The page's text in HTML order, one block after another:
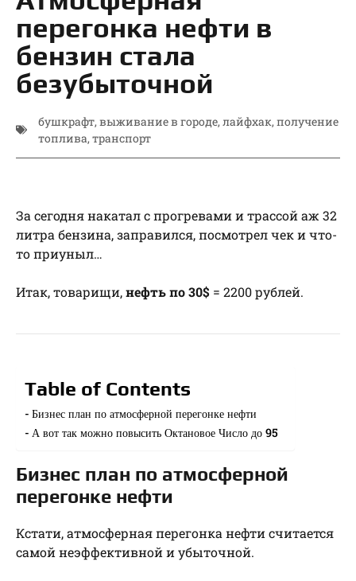
перегонка нефти в
бензин стала
безубыточной
бушкрафт, выживание в городе, лайфхак, получение
топлива, транспорт
За сегодня накатал с прогревами и трассой аж 32
литра бензина, заправился, посмотрел чек и что-
то приуныл…
Итак, товарищи,нефть по 30$ = 2200 рублей.
Table of Contents
Бизнес план по атмосферной перегонке нефти
А вот так можно повысить Октановое Число до 95
Бизнес план по атмосферной
перегонке нефти
Кстати, атмосферная перегонка нефти считается
самой неэффективной и убыточной.